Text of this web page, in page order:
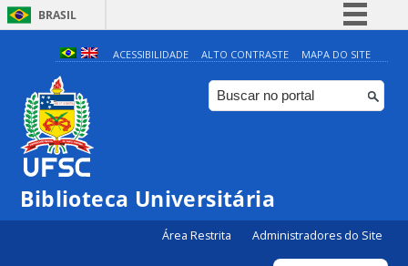
BRASIL
Simplifique!
Comunica BR
Participe
Canais
ACESSIBILIDADE ALTO CONTRASTE MAPA DO SITE
Biblioteca Universitária
Área Restrita Administradores do Site